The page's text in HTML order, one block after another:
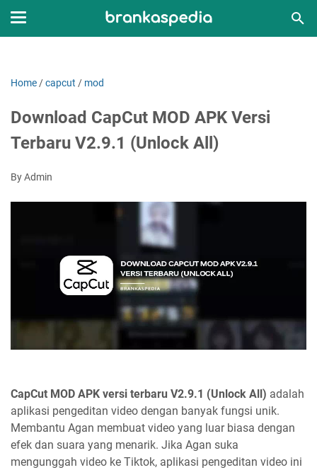
Home /capcut / mod
Download CapCut MOD APK Versi
Terbaru V2.9.1 (Unlock All)
By Admin
CapCut MOD APK versi terbaru V2.9.1 (Unlock All) adalah
aplikasi pengeditan video dengan banyak fungsi unik.
Membantu Agan membuat video yang luar biasa dengan
efek dan suara yang menarik. Jika Agan suka
mengunggah video ke Tiktok, aplikasi pengeditan video ini